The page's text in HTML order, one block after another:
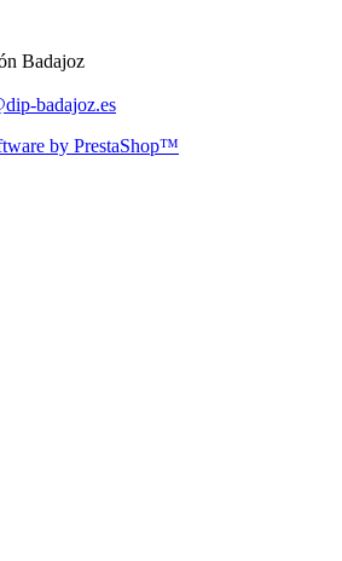
Badajoz
badajoz.es
by PrestaShop™